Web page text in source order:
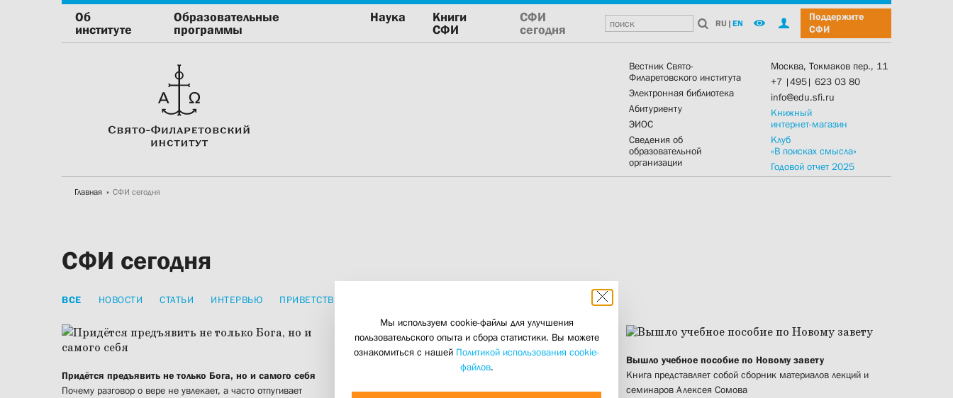
Об
институте
Образовательные
программы
Наука
Книги
СФИ
СФИ
сегодня
RU | EN
Поддержите
СФИ
Вестник Свято-
Филаретовского института
Электронная библиотека
Абитуриенту
ЭИОС
Сведения об
образовательной
организации
Москва, Токмаков пер., 11
+7 |495| 623 03 80
info@edu.sfi.ru
Книжный
интернет-магазин
Клуб
«В поисках смысла»
Годовой отчет 2025
Главная СФИ сегодня
СФИ сегодня
ВСЕ НОВОСТИ СТАТЬИ ИНТЕРВЬЮ ПРИВЕТСТВИЯ
Придётся предъявить не только Бога, но и самого себя
Почему разговор о вере не увлекает, а часто отпугивает
В Москве открылись XXVII Рождественские чтения
В церковном форуме традиционно принимает участие Свято-
Вышло учебное пособие по Новому завету
Книга представляет собой сборник материалов лекций и
семинаров Алексея Сомова
Мы используем cookie-файлы для улучшения
пользовательского опыта и сбора статистики. Вы можете
ознакомиться с нашей Политикой использования cookie-
файлов.